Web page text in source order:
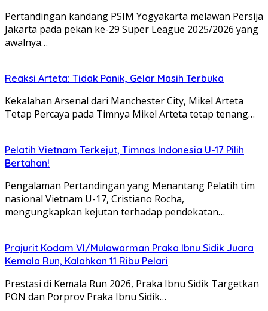
Pertandingan kandang PSIM Yogyakarta melawan Persija
Jakarta pada pekan ke-29 Super League 2025/2026 yang
awalnya…
Reaksi Arteta: Tidak Panik, Gelar Masih Terbuka
Kekalahan Arsenal dari Manchester City, Mikel Arteta
Tetap Percaya pada Timnya Mikel Arteta tetap tenang…
Pelatih Vietnam Terkejut, Timnas Indonesia U-17 Pilih
Bertahan!
Pengalaman Pertandingan yang Menantang Pelatih tim
nasional Vietnam U-17, Cristiano Rocha,
mengungkapkan kejutan terhadap pendekatan…
Prajurit Kodam VI/Mulawarman Praka Ibnu Sidik Juara
Kemala Run, Kalahkan 11 Ribu Pelari
Prestasi di Kemala Run 2026, Praka Ibnu Sidik Targetkan
PON dan Porprov Praka Ibnu Sidik…